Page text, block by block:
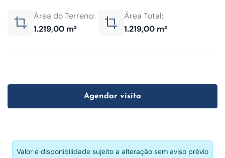
Área do Terreno:
1.219,00 m²
Área Total:
1.219,00 m²
Agendar visita
Valor e disponibilidade sujeito a alteração sem aviso prévio